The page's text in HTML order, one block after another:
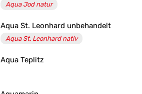
Aqua Jod natur
Aqua St. Leonhard unbehandelt
Aqua St. Leonhard nativ
Aqua Teplitz